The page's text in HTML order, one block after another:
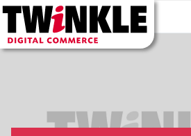
Twinkle
Digital
Commerce
Hoofdmenu